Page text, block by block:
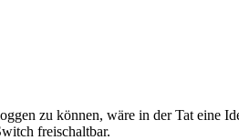
zu können, wäre in der Tat eine
freischaltbar.